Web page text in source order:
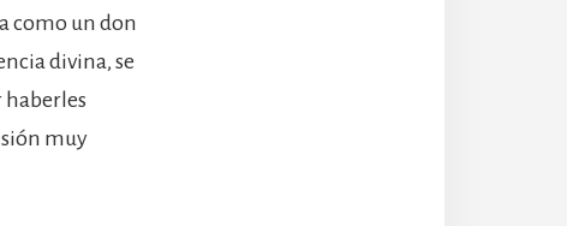
como un don
divina, se
haberles
muy